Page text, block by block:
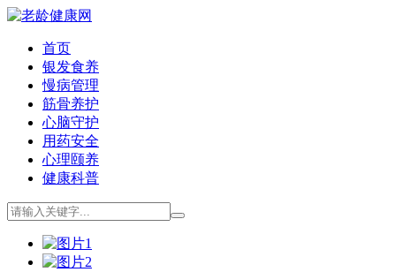
首页
银发食养
慢病管理
筋骨养护
心脑守护
用药安全
心理颐养
健康科普